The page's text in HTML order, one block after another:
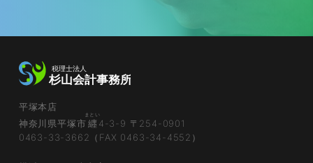
平塚本店
神奈川県平塚市纒
まとい
4-3-9 〒254-0901
0463-33-3662（FAX 0463-34-4552）